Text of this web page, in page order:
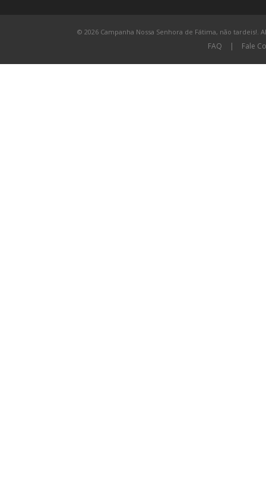
© 2026 Campanha Nossa Senhora de Fátima, não tardeis!.
FAQ | Fale